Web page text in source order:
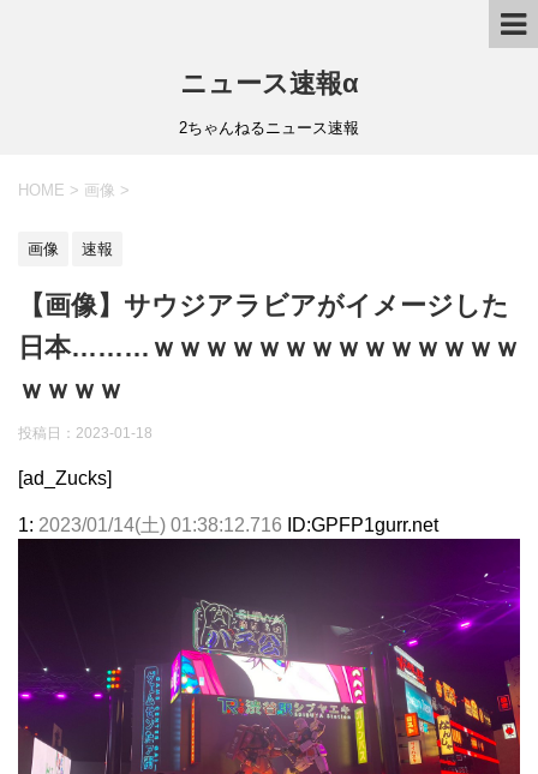
ニュース速報α
2ちゃんねるニュース速報
HOME > 画像 >
画像 速報
【画像】サウジアラビアがイメージした
日本………ｗｗｗｗｗｗｗｗｗｗｗｗｗｗ
ｗｗｗｗ
投稿日： 2023-01-18
[ad_Zucks]
1: 2023/01/14(土) 01:38:12.716 ID:GPFP1gurr.net